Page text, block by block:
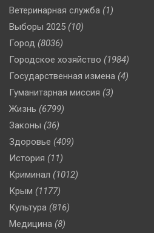
Ветеринарная служба (1)
Выборы 2025 (10)
Город (8036)
Городское хозяйство (1984)
Государственная измена (4)
Гуманитарная миссия (3)
Жизнь (6799)
Законы (36)
Здоровье (409)
История (11)
Криминал (1012)
Крым (1177)
Культура (816)
Медицина (8)